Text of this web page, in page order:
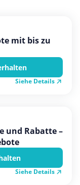
mit bis zu
Siehe Details
und Rabatte –
Siehe Details